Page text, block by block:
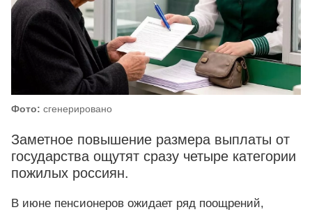
Фото: сгенерировано
Заметное повышение размера выплаты от
государства ощутят сразу четыре категории
пожилых россиян.
В июне пенсионеров ожидает ряд поощрений,